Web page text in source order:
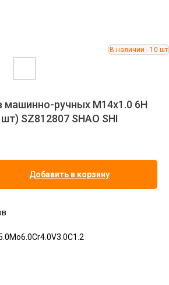
машинно-ручных M14x1.0 6H
SZ812807 SHAO SHI
Добавить в корзину